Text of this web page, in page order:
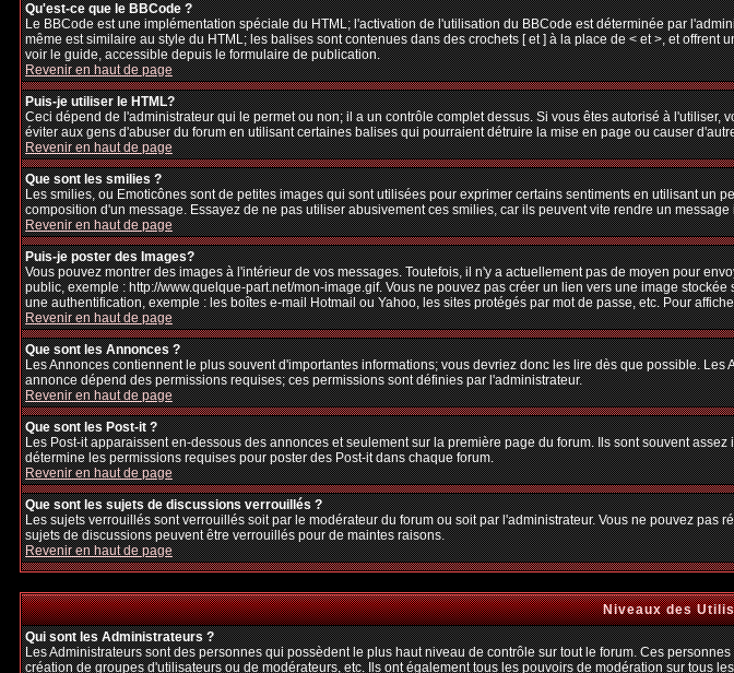
Qu'est-ce que le BBCode ?
Le BBCode est une implémentation spéciale du HTML; l'activation de l'utilisation du BBCode est déterminée par
même est similaire au style du HTML; les balises sont contenues dans des crochets [ et ] à la place de < et >, et
voir le guide, accessible depuis le formulaire de publication.
Revenir en haut de page
Puis-je utiliser le HTML?
Ceci dépend de l'administrateur qui le permet ou non; il a un contrôle complet dessus. Si vous êtes autorisé à
éviter aux gens d'abuser du forum en utilisant certaines balises qui pourraient détruire la mise en page ou causer
Revenir en haut de page
Que sont les smilies ?
Les smilies, ou Emoticônes sont de petites images qui sont utilisées pour exprimer certains sentiments en utilisant un
composition d'un message. Essayez de ne pas utiliser abusivement ces smilies, car ils peuvent vite rendre un
Revenir en haut de page
Puis-je poster des Images?
Vous pouvez montrer des images à l'intérieur de vos messages. Toutefois, il n'y a actuellement pas de moyen pour
public, exemple : http://www.quelque-part.net/mon-image.gif. Vous ne pouvez pas créer un lien vers une image
une authentification, exemple : les boîtes e-mail Hotmail ou Yahoo, les sites protégés par mot de passe, etc. Pour
Revenir en haut de page
Que sont les Annonces ?
Les Annonces contiennent le plus souvent d'importantes informations; vous devriez donc les lire dès que possible.
annonce dépend des permissions requises; ces permissions sont définies par l'administrateur.
Revenir en haut de page
Que sont les Post-it ?
Les Post-it apparaissent en-dessous des annonces et seulement sur la première page du forum. Ils sont souvent
détermine les permissions requises pour poster des Post-it dans chaque forum.
Revenir en haut de page
Que sont les sujets de discussions verrouillés ?
Les sujets verrouillés sont verrouillés soit par le modérateur du forum ou soit par l'administrateur. Vous ne pouvez
sujets de discussions peuvent être verrouillés pour de maintes raisons.
Revenir en haut de page
Niveaux des
Qui sont les Administrateurs ?
Les Administrateurs sont des personnes qui possèdent le plus haut niveau de contrôle sur tout le forum. Ces
création de groupes d'utilisateurs ou de modérateurs, etc. Ils ont également tous les pouvoirs de modération sur tous